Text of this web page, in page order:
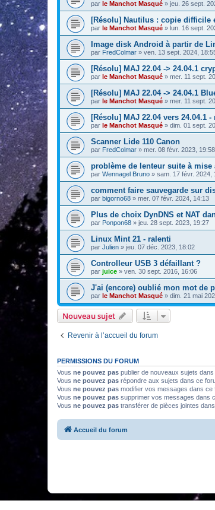
par le Manchot Masqué » jeu. 26 sept.
[Résolu] Nautilus : copie difficile
par le Manchot Masqué » lun. 16 sept.
Image disk Android à partir de
par FredColmar » ven. 13 sept. 2024,
[Résolu] MAJ 22.04 -> 24.04.1
par le Manchot Masqué » mer. 11 sept.
[Résolu] MAJ 22.04 -> 24.04.1
par le Manchot Masqué » mer. 11 sept.
[Résolu] MAJ 22.04 vers 24.04.1 -
par le Manchot Masqué » dim. 01 sept.
Scanner Lide 110 Canon
par FredColmar » mer. 08 févr. 2023, 19:58
problème de lenteur suite à mise
par Wennagel Bruno » sam. 17 févr. 2024,
comment faire sauvegarde sur
par bigorno68 » mer. 07 févr. 2024, 14:13
Plus de choix DynDNS et NAT
par Ponpon68 » jeu. 28 sept. 2023, 19:27
Linux Mint 21 - ralenti
par Julien » jeu. 07 déc. 2023, 18:02
Controlleur USB 3 défaillant ?
par juice » ven. 30 sept. 2016, 16:06
J'ai (encore) oublié mon mot de
par le Manchot Masqué » dim. 21 mai
Nouveau sujet
Revenir à l’accueil du forum
PERMISSIONS DU FORUM
Vous ne pouvez pas publier de nouveaux sujets
Vous ne pouvez pas répondre aux sujets dans ce
Vous ne pouvez pas modifier vos messages dans ce
Vous ne pouvez pas supprimer vos messages dans
Vous ne pouvez pas transférer de pièces jointes
Accueil du forum